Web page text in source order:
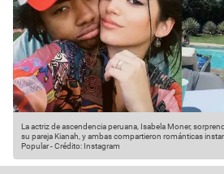
La actriz de ascendencia peruana, Isabela Moner,
su pareja Kianah, y ambas compartieron románticas
Popular-Crédito: Instagram